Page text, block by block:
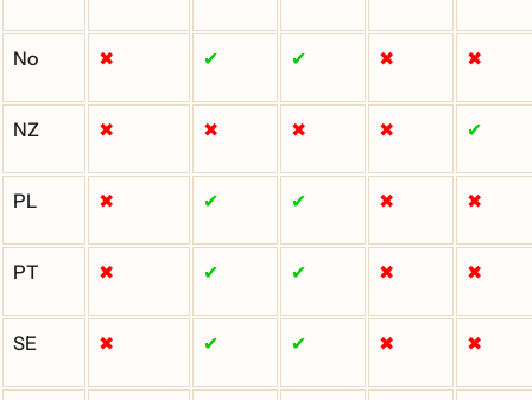
No ✖ ✔ ✔ ✖ ✖
NZ ✖ ✖ ✖ ✖ ✔
PL ✖ ✔ ✔ ✖ ✖
PT ✖ ✔ ✔ ✖ ✖
SE ✖ ✔ ✔ ✖ ✖